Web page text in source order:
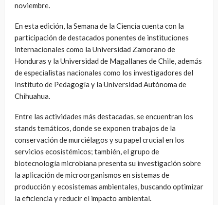
noviembre.
En esta edición, la Semana de la Ciencia cuenta con la
participación de destacados ponentes de instituciones
internacionales como la Universidad Zamorano de
Honduras y la Universidad de Magallanes de Chile, además
de especialistas nacionales como los investigadores del
Instituto de Pedagogía y la Universidad Autónoma de
Chihuahua.
Entre las actividades más destacadas, se encuentran los
stands temáticos, donde se exponen trabajos de la
conservación de murciélagos y su papel crucial en los
servicios ecosistémicos; también, el grupo de
biotecnología microbiana presenta su investigación sobre
la aplicación de microorganismos en sistemas de
producción y ecosistemas ambientales, buscando optimizar
la eficiencia y reducir el impacto ambiental.